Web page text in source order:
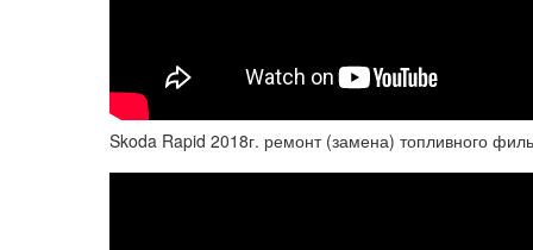
Skoda Rapid 2018г. ремонт (замена) топливного